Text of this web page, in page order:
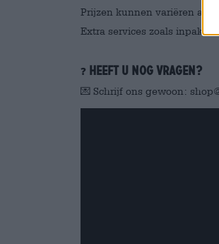
Prijzen kunnen variëren
Extra services zoals
❓ Heeft u nog vragen?
💌 Schrijf ons gewoon: